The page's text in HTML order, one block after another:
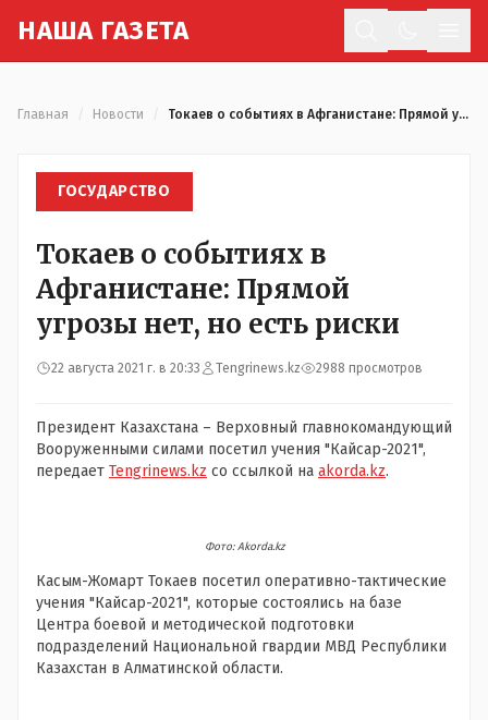
НАША ГАЗЕТА
Главная Новости Токаев о событиях в Афганистане: Прямой угрозы нет, но есть риски
ГОСУДАРСТВО
Токаев о событиях в
Афганистане: Прямой
угрозы нет, но есть риски
22 августа 2021 г. в 20:33 Tengrinews.kz 2988 просмотров
Президент Казахстана – Верховный главнокомандующий
Вооруженными силами посетил учения "Кайсар-2021",
передает Tengrinews.kz со ссылкой на akorda.kz.
Фото: Akorda.kz
Касым-Жомарт Токаев посетил оперативно-тактические
учения "Кайсар-2021", которые состоялись на базе
Центра боевой и методической подготовки
подразделений Национальной гвардии МВД Республики
Казахстан в Алматинской области.